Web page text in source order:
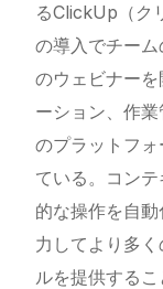
るClickUp（ク
の導入でチー
のウェビナー
ーション、作
のプラットフ
ている。コン
的な操作を自
力してより多
ルを提供するこ